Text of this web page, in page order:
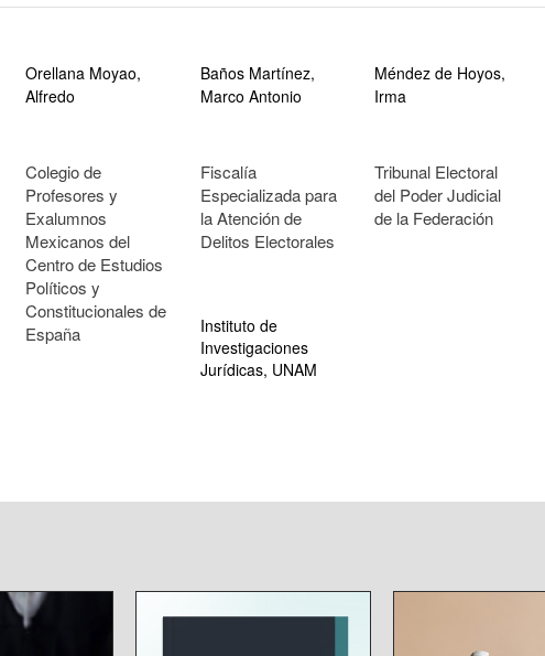
Orellana Moyao,
Alfredo
Baños Martínez,
Marco Antonio
Méndez de Hoyos,
Irma
Colegio de
Profesores y
Exalumnos
Mexicanos del
Centro de Estudios
Políticos y
Constitucionales de
España
Fiscalía
Especializada para
la Atención de
Delitos Electorales
Tribunal Electoral
del Poder Judicial
de la Federación
Instituto de
Investigaciones
Jurídicas, UNAM